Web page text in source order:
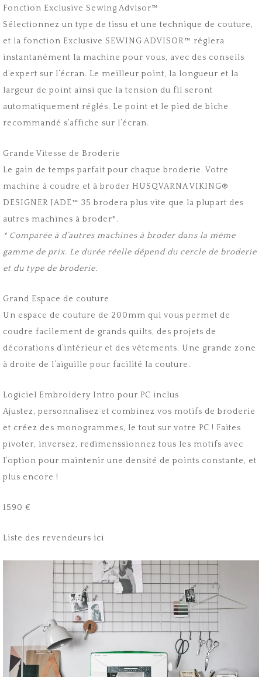
Fonction Exclusive Sewing Advisor™
Sélectionnez un type de tissu et une technique de couture,
et la fonction Exclusive SEWING ADVISOR™ réglera
instantanément la machine pour vous, avec des conseils
d’expert sur l’écran. Le meilleur point, la longueur et la
largeur de point ainsi que la tension du fil seront
automatiquement réglés. Le point et le pied de biche
recommandé s’affiche sur l’écran.
Grande Vitesse de Broderie
Le gain de temps parfait pour chaque broderie. Votre
machine à coudre et à broder HUSQVARNA VIKING®
DESIGNER JADE™ 35 brodera plus vite que la plupart des
autres machines à broder*.
* Comparée à d’autres machines à broder dans la même
gamme de prix. Le durée réelle dépend du cercle de broderie
et du type de broderie.
Grand Espace de couture
Un espace de couture de 200mm qui vous permet de
coudre facilement de grands quilts, des projets de
décorations d’intérieur et des vêtements. Une grande zone
à droite de l’aiguille pour facilité la couture.
Logiciel Embroidery Intro pour PC inclus
Ajustez, personnalisez et combinez vos motifs de broderie
et créez des monogrammes, le tout sur votre PC ! Faites
pivoter, inversez, redimenssionnez tous les motifs avec
l’option pour maintenir une densité de points constante, et
plus encore !
1590 €
Liste des revendeurs ici